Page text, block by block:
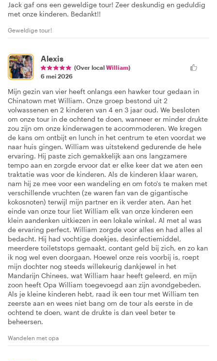
Jack gaf ons een geweldige tour! Zeer deskundig en geduldig
met onze kinderen. Bedankt!!
Geweldige tour!
Alexis
(Over local William)
6 mei 2026
Mijn gezin van vier heeft onlangs een hawker tour gedaan in
Chinatown met William. Onze groep bestond uit 2
volwassenen en 2 kinderen van 4 en 3 jaar oud. We besloten
om onze tour in de ochtend te doen, wanneer er minder drukte
zou zijn om onze kinderwagen te accommoderen. We kregen
de kans om ontbijt en lunch in het centrum te eten voordat we
naar huis gingen. William was uitstekend gedurende de hele
ervaring. Hij paste zich gemakkelijk aan ons langzamere
tempo aan en zorgde ervoor dat er elke keer dat we aten een
traktatie was voor de kinderen. Als de kinderen klaar waren,
nam hij ze mee voor een wandeling en om foto's te maken met
verschillende vruchten (ze waren fan van de gigantische
kokosnoten) terwijl mijn partner en ik verder aten. Aan het
einde van onze tour liet William elk van onze kinderen een
klein aandenken uitkiezen in een lokale winkel. Al met al was
de ervaring perfect. William zorgde voor alles en had alles al
bedacht. Hij had vochtige doekjes, desinfectiemiddel,
meerdere toiletstops gemaakt, contant geld bij zich, en zo kan
ik nog wel even doorgaan. Hoewel onze reis voorbij is, roept
mijn dochter nog steeds willekeurig dankjewel in het
Mandarijn Chinees, wat William haar heeft geleerd, en mijn
zoon heeft Opa William toegevoegd aan zijn avondgebeden.
Als je kleine kinderen hebt, raad ik een tour met William ten
zeerste aan en wees niet bang om de tour als eerste in de
ochtend te doen, want de drukte is dan veel beter te
beheersen.
Wandelen met opa